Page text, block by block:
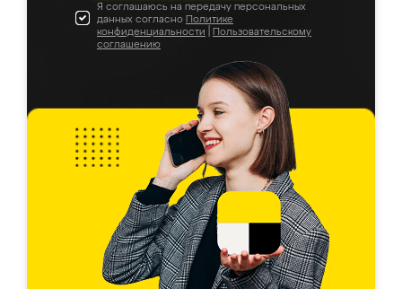
Я соглашаюсь на передачу персональных
данных согласно Политике
конфиденциальности
Пользовательскому
соглашению